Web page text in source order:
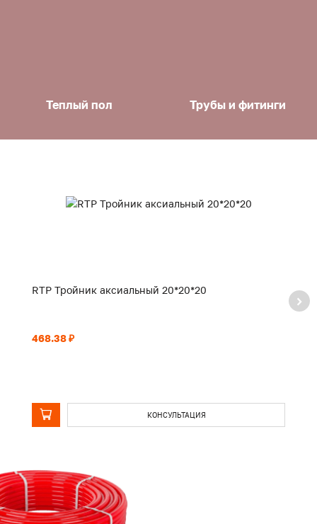
Теплый пол Трубы и фитинги
RTP Тройник аксиальный 20*20*20
468.38 ₽
КОНСУЛЬТАЦИЯ